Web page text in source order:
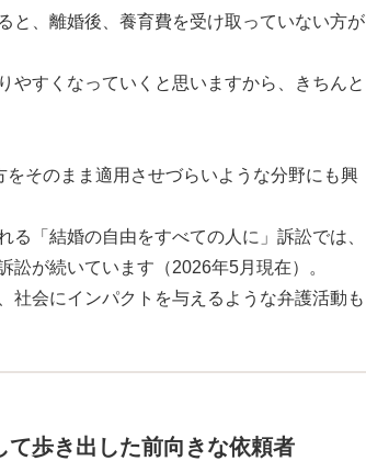
と、離婚後、養育費を受け取っていない方が
やすくなっていくと思いますから、きちんと
そのまま適用させづらいような分野にも興
「結婚の自由をすべての人に」訴訟では、
訟が続いています（2026年5月現在）。
社会にインパクトを与えるような弁護活動も
歩き出した前向きな依頼者